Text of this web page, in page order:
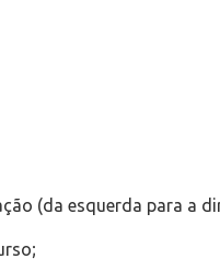
(da esquerda para a